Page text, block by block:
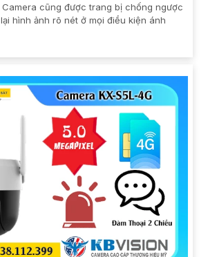
cũng được trang bị chống ngược
hình ảnh rõ nét ở mọi điều kiện ánh